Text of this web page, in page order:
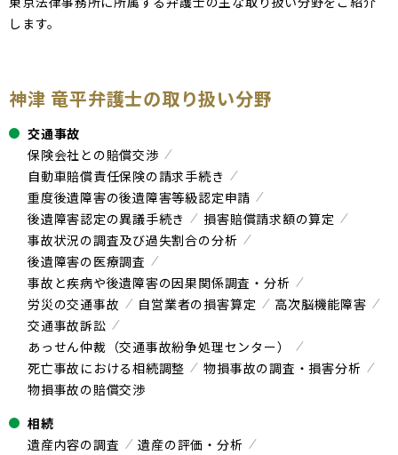
します。
神津 竜平弁護士の取り扱い分野
交通事故
保険会社との賠償交渉
自動車賠償責任保険の請求手続き
重度後遺障害の後遺障害等級認定申請
後遺障害認定の異議手続き
損害賠償請求額の算定
事故状況の調査及び過失割合の分析
後遺障害の医療調査
事故と疾病や後遺障害の因果関係調査・分析
労災の交通事故
自営業者の損害算定
高次脳機能障害
交通事故訴訟
あっせん仲裁（交通事故紛争処理センター）
死亡事故における相続調整
物損事故の調査・損害分析
物損事故の賠償交渉
相続
遺産内容の調査
遺産の評価・分析